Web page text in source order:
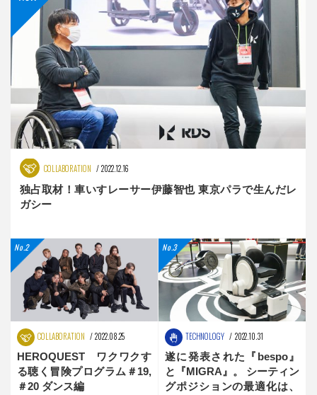
COLLABORATION 2022.12.16
独占取材！車いすレーサー伊藤智也 東京パラで生んだレ
ガシー
COLLABORATION 2022.08.25
HEROQUEST ワクワクす
る聴く冒険プログラム＃19,
＃20 ダンス編
TECHNOLOGY 2022.10.31
遂に発表された『bespo』
と『MIGRA』。 シーティン
グポジションの最適化は、